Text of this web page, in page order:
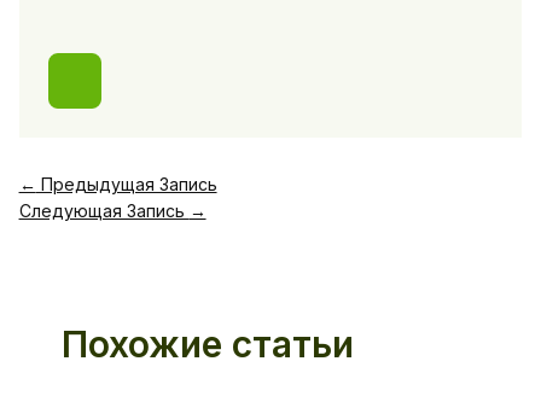
← Предыдущая Запись
Следующая Запись →
Похожие статьи